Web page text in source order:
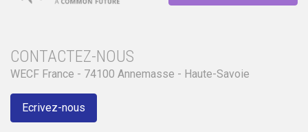
CONTACTEZ-NOUS
WECF France - 74100 Annemasse - Haute-Savoie
Ecrivez-nous